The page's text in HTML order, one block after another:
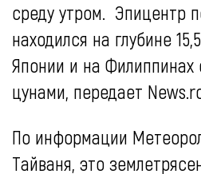
среду утром. Эпицентр
находился на глубине
Японии и на Филиппинах
цунами, передает News.
По информации
Тайваня, это